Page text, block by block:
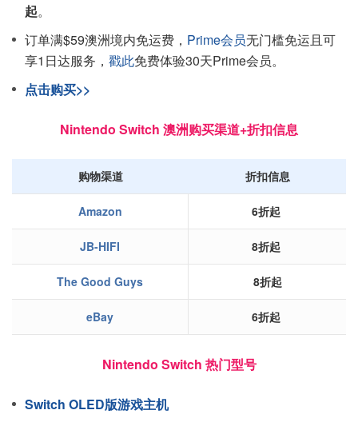
起。
订单满$59澳洲境内免运费， Prime会员无门槛免运且可
享1日达服务， 戳此免费体验30天Prime会员。
点击购买>>
Nintendo Switch 澳洲购买渠道+折扣信息
购物渠道 折扣信息
Amazon 6折起
JB-HIFI 8折起
The Good Guys 8折起
eBay 6折起
Nintendo Switch 热门型号
Switch OLED版游戏主机